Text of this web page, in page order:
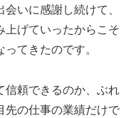
いに感謝し続けて、
上げていったからこそ
てきたのです。
信頼できるのか、ぶれ
先の仕事の業績だけで